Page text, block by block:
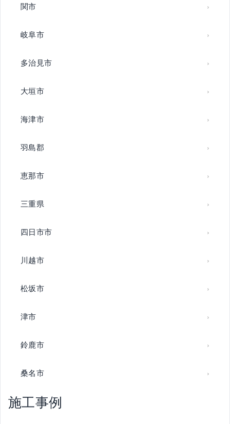
関市
岐阜市
多治見市
大垣市
海津市
羽島郡
恵那市
三重県
四日市市
川越市
松坂市
津市
鈴鹿市
桑名市
施工事例